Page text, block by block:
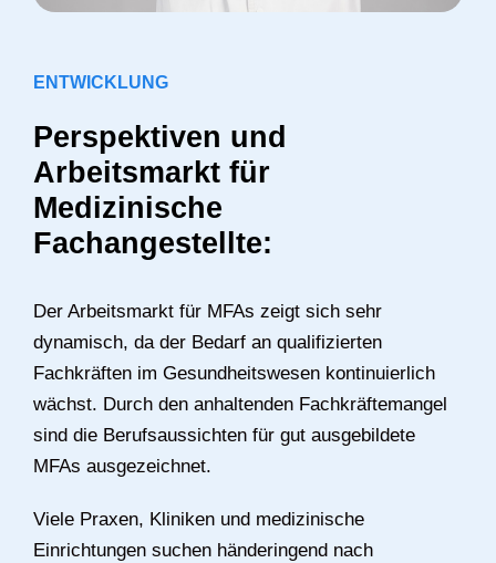
ENTWICKLUNG
Perspektiven und
Arbeitsmarkt für
Medizinische
Fachangestellte:
Der Arbeitsmarkt für MFAs zeigt sich sehr
dynamisch, da der Bedarf an qualifizierten
Fachkräften im Gesundheitswesen kontinuierlich
wächst. Durch den anhaltenden Fachkräftemangel
sind die Berufsaussichten für gut ausgebildete
MFAs ausgezeichnet.
Viele Praxen, Kliniken und medizinische
Einrichtungen suchen händeringend nach